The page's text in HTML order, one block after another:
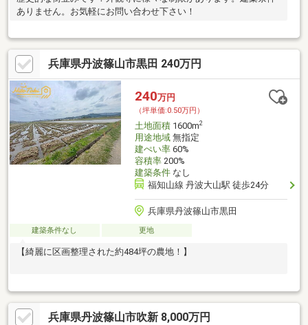
ありません。お気軽にお問い合わせ下さい！
兵庫県丹波篠山市黒田 240万円
240万円
（坪単価:0.50万円）
土地面積1600m2
用途地域無指定
建ぺい率60%
容積率200%
建築条件なし
福知山線 丹波大山駅 徒歩24分
兵庫県丹波篠山市黒田
建築条件なし 更地
【綺麗に区画整理された約484坪の農地！】
兵庫県丹波篠山市吹新 8,000万円